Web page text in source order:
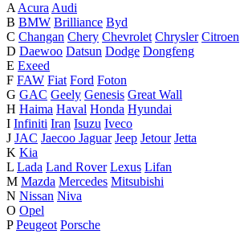
AAcuraAudi
B BMW Brilliance Byd
C Changan Chery Chevrolet Chrysler Citroen
D Daewoo Datsun Dodge Dongfeng
E Exeed
F FAW Fiat Ford Foton
G GAC Geely Genesis Great Wall
H Haima Haval Honda Hyundai
I Infiniti Iran Isuzu Iveco
J JAC Jaecoo Jaguar Jeep Jetour Jetta
K Kia
L Lada Land Rover Lexus Lifan
M Mazda Mercedes Mitsubishi
N Nissan Niva
O Opel
P Peugeot Porsche